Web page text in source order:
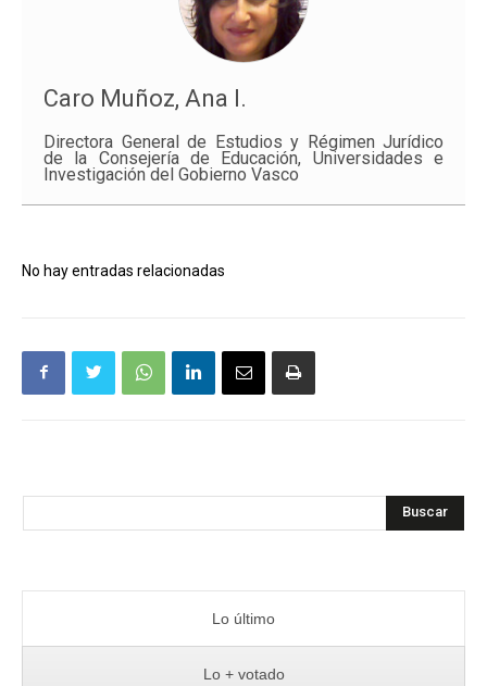
Caro Muñoz, Ana I.
Directora General de Estudios y Régimen Jurídico
de la Consejería de Educación, Universidades e
Investigación del Gobierno Vasco
No hay entradas relacionadas
Buscar
Lo último
Lo + votado